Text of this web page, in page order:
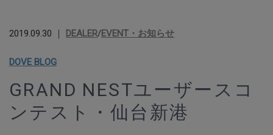
2019.09.30 ｜ DEALER/EVENT・お知らせ
DOVE BLOG
GRAND NESTユーザースコ
ンテスト・仙台新港